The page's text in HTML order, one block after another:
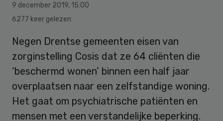
9 december 2019, 15:00
6277 keer gelezen
Negen Drentse gemeenten eisen van
zorginstelling Cosis dat ze 64 cliënten die
‘beschermd wonen’ binnen een half jaar
overplaatsen naar een zelfstandige woning.
Het gaat om psychiatrische patiënten en
mensen met een verstandelijke beperking.